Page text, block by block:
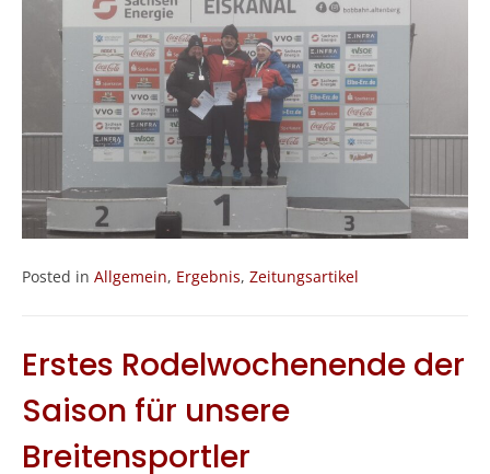
Posted in Allgemein, Ergebnis, Zeitungsartikel
Erstes Rodelwochenende der
Saison für unsere
Breitensportler